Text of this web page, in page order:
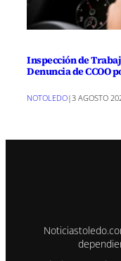
Inspección de
Denuncia de CCOO
NOTOLEDO|3 AGOSTO